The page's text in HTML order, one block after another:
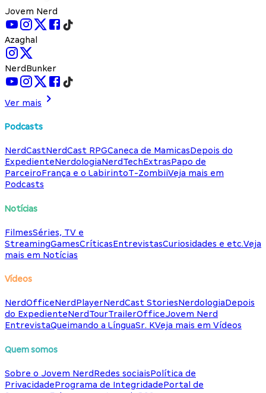
Jovem Nerd
Azaghal
NerdBunker
Ver mais
Podcasts
NerdCastNerdCast RPGCaneca de MamicasDepois do
ExpedienteNerdologiaNerdTechExtrasPapo de
ParceiroFrança e o LabirintoT-ZombiiVeja mais em
Podcasts
Notícias
FilmesSéries, TV e
StreamingGamesCríticasEntrevistasCuriosidades e etc.Veja
mais em Notícias
Vídeos
NerdOfficeNerdPlayerNerdCast StoriesNerdologiaDepois
do ExpedienteNerdTourTrailerOfficeJovem Nerd
EntrevistaQueimando a LínguaSr. KVeja mais em Vídeos
Quem somos
Sobre o Jovem NerdRedes sociaisPolítica de
PrivacidadePrograma de IntegridadePortal de